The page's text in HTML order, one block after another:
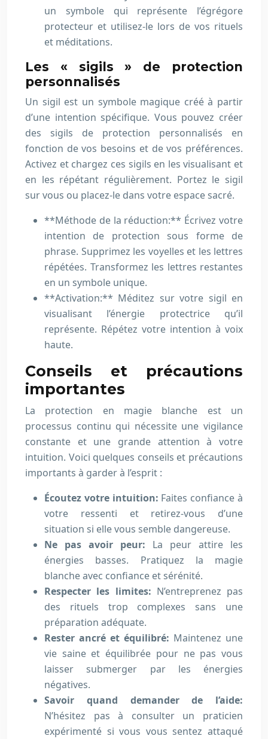
un symbole qui représente l’égrégore
protecteur et utilisez-le lors de vos rituels
et méditations.
Les « sigils » de protection
personnalisés
Un sigil est un symbole magique créé à partir
d’une intention spécifique. Vous pouvez créer
des sigils de protection personnalisés en
fonction de vos besoins et de vos préférences.
Activez et chargez ces sigils en les visualisant et
en les répétant régulièrement. Portez le sigil
sur vous ou placez-le dans votre espace sacré.
**Méthode de la réduction:** Écrivez votre
intention de protection sous forme de
phrase. Supprimez les voyelles et les lettres
répétées. Transformez les lettres restantes
en un symbole unique.
**Activation:** Méditez sur votre sigil en
visualisant l’énergie protectrice qu’il
représente. Répétez votre intention à voix
haute.
Conseils et précautions
importantes
La protection en magie blanche est un
processus continu qui nécessite une vigilance
constante et une grande attention à votre
intuition. Voici quelques conseils et précautions
importants à garder à l’esprit :
Écoutez votre intuition: Faites confiance à
votre ressenti et retirez-vous d’une
situation si elle vous semble dangereuse.
Ne pas avoir peur: La peur attire les
énergies basses. Pratiquez la magie
blanche avec confiance et sérénité.
Respecter les limites: N’entreprenez pas
des rituels trop complexes sans une
préparation adéquate.
Rester ancré et équilibré: Maintenez une
vie saine et équilibrée pour ne pas vous
laisser submerger par les énergies
négatives.
Savoir quand demander de l’aide:
N’hésitez pas à consulter un praticien
expérimenté si vous vous sentez attaqué